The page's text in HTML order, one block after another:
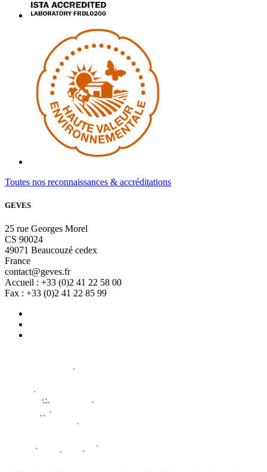
Toutes nos reconnaissances & accréditations
GEVES
25 rue Georges Morel
CS 90024
49071 Beaucouzé cedex
France
contact@geves.fr
Accueil : +33 (0)2 41 22 58 00
Fax : +33 (0)2 41 22 85 99